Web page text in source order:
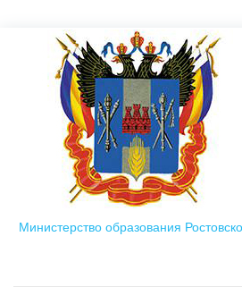
Министерство образования